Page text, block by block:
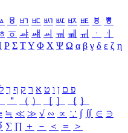
ㅱ ㅲ ㅳ ㅴ ㅵ ㅶ ㅷ ㅸ
ㅹ
ㆆ ㆇ ㆈ ㆉ ㆊ ㆋ ㆌ ㆍ
ㆎ
Ρ Σ ΤΥ Φ Χ Ψ Ω α β γ δ ε ζ η
פ ם ן ו ט א ר ק ף ך ל
＂ （ ） ［ ］ ｛ ｝
≒ ≪ ≫ √ ∽ ∝ ∵ ∫ ∬ ∈ ∋
∑ ∏ ＋ － ＜ ＝
＞